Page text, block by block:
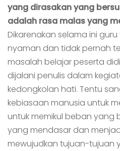
yang dirasakan yang
adalah rasa malas yang
Dikarenakan selama ini
nyaman dan tidak pernah
masalah belajar peserta
dijalani penulis dalam
kedongkolan hati. Tentu
kebiasaan manusia untuk
untuk memikul beban yang
yang mendasar dan
mewujudkan tujuan-tujuan